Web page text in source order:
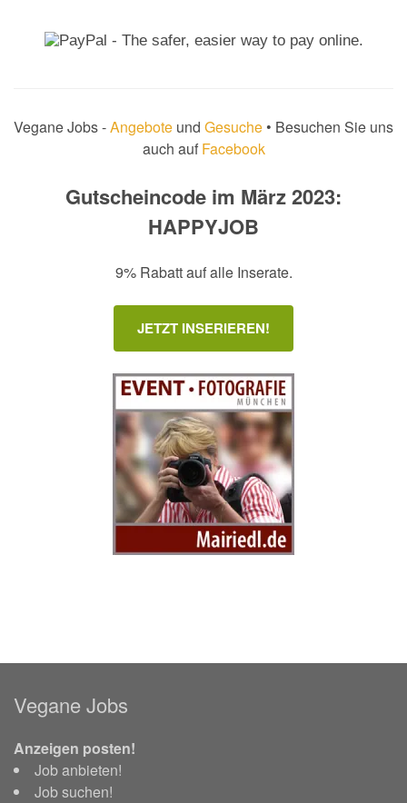
Vegane Jobs -Angebote und Gesuche • Besuchen Sie uns
auch auf Facebook
Gutscheincode im März 2023:
HAPPYJOB
9% Rabatt auf alle Inserate.
JETZT INSERIEREN!
Vegane Jobs
Anzeigen posten!
Job anbieten!
Job suchen!